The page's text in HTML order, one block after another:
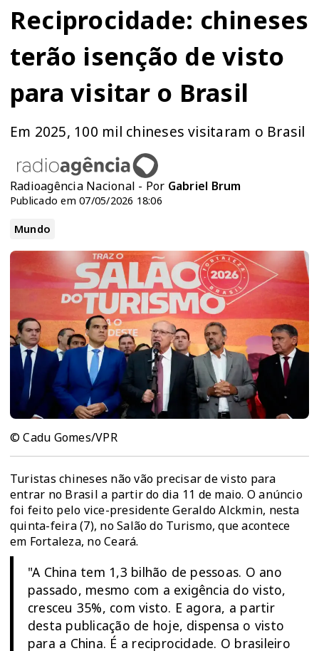
Reciprocidade: chineses
terão isenção de visto
para visitar o Brasil
Em 2025, 100 mil chineses visitaram o Brasil
Radioagência Nacional - Por Gabriel Brum
Publicado em 07/05/2026 18:06
Mundo
© Cadu Gomes/VPR
Turistas chineses não vão precisar de visto para
entrar no Brasil a partir do dia 11 de maio. O anúncio
foi feito pelo vice-presidente Geraldo Alckmin, nesta
quinta-feira (7), no Salão do Turismo, que acontece
em Fortaleza, no Ceará.
"A China tem 1,3 bilhão de pessoas. O ano
passado, mesmo com a exigência do visto,
cresceu 35%, com visto. E agora, a partir
desta publicação de hoje, dispensa o visto
para a China. É a reciprocidade. O brasileiro